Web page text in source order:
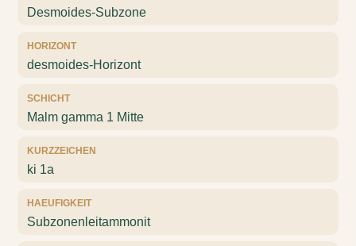
Desmoides-Subzone
HORIZONT
desmoides-Horizont
SCHICHT
Malm gamma 1 Mitte
KURZZEICHEN
ki 1a
HAEUFIGKEIT
Subzonenleitammonit